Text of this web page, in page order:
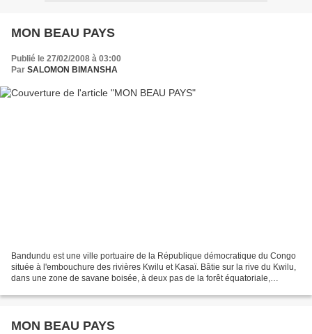
MON BEAU PAYS
Publié le 27/02/2008 à 03:00
Par SALOMON BIMANSHA
Bandundu est une ville portuaire de la République démocratique du Congo
située à l'embouchure des rivières Kwilu et Kasaï. Bâtie sur la rive du Kwilu,
dans une zone de savane boisée, à deux pas de la forêt équatoriale,
MON BEAU PAYS